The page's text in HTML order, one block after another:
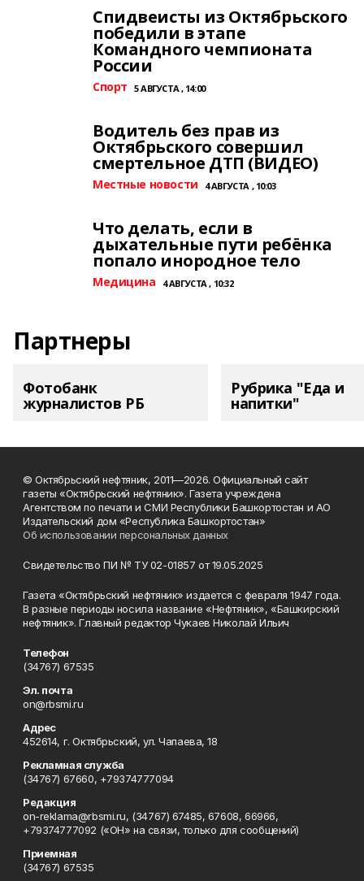
Спидвеисты из Октябрьского
победили в этапе
Командного чемпионата
России
Спорт 5 АВГУСТА , 14:00
Водитель без прав из
Октябрьского совершил
смертельное ДТП (ВИДЕО)
Местные новости 4 АВГУСТА , 10:03
Что делать, если в
дыхательные пути ребёнка
попало инородное тело
Медицина 4 АВГУСТА , 10:32
Партнеры
Фотобанк
журналистов РБ
Рубрика "Еда и
напитки"
© Октябрьский нефтяник, 2011—2026. Официальный сайт
газеты «Октябрьский нефтяник». Газета учреждена
Агентством по печати и СМИ Республики Башкортостан и АО
Издательский дом «Республика Башкортостан»
Об использовании персональных данных
Свидетельство ПИ № ТУ 02-01857 от 19.05.2025
Газета «Октябрьский нефтяник» издается с февраля 1947 года.
В разные периоды носила название «Нефтяник», «Башкирский
нефтяник». Главный редактор Чукаев Николай Ильич
Телефон
(34767) 67535
Эл. почта
on@rbsmi.ru
Адрес
452614, г. Октябрьский, ул. Чапаева, 18
Рекламная служба
(34767) 67660, +79374777094
Редакция
on-reklama@rbsmi.ru, (34767) 67485, 67608, 66966,
+79374777092 («ОН» на связи, только для сообщений)
Приемная
(34767) 67535